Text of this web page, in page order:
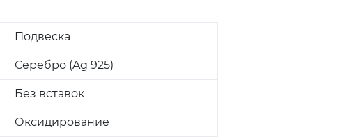
Подвеска
Серебро (Ag 925)
Без вставок
Оксидирование